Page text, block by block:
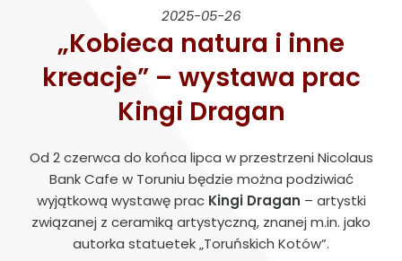
2025-05-26
„Kobieca natura i inne
kreacje” – wystawa prac
Kingi Dragan
Od 2 czerwca do końca lipca w przestrzeni Nicolaus
Bank Cafe w Toruniu będzie można podziwiać
wyjątkową wystawę pracKingi Dragan – artystki
związanej z ceramiką artystyczną, znanej m.in. jako
autorka statuetek „Toruńskich Kotów”.